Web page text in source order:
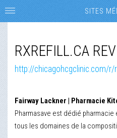
RXREFILL.CA
http://chicagohcgclinic.com/r/
Fairway Lackner | Pharmacie
Pharmasave est dédié
tous les domaines de la
SITES